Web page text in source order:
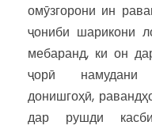
омӯзгорони ин
ҷониби шарикони
мебаранд, ки он
ҷорӣ намудани
донишгоҳӣ,
дар рушди